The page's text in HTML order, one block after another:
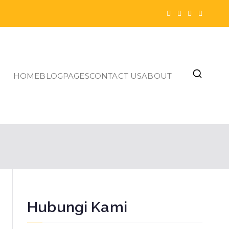
HOMEBLOGPAGESCONTACT USABOUT
Hubungi Kami